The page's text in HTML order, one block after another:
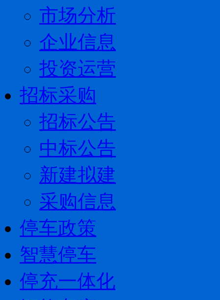
市场分析
企业信息
投资运营
招标采购
招标公告
中标公告
新建拟建
采购信息
停车政策
智慧停车
停充一体化